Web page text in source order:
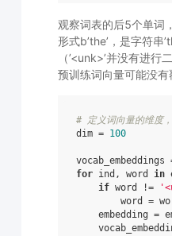
观察词表的后5个单词
形式b’the’，是字符串
（’<unk>’并没有进
预训练词向量可能没
# 定义词向量的维度
dim = 100
vocab_embeddings
for ind , word in
if word !=
word
=
embedding =